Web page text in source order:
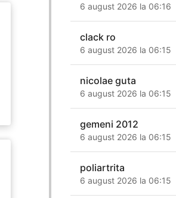
6 august 2026 la 06:16
clack ro
6 august 2026 la 06:15
nicolae guta
6 august 2026 la 06:15
gemeni 2012
6 august 2026 la 06:15
poliartrita
6 august 2026 la 06:15